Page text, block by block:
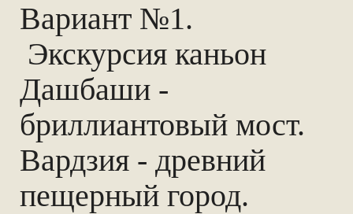
Вариант №1.
Экскурсия каньон
Дашбаши -
бриллиантовый мост.
Вардзия - древний
пещерный город.